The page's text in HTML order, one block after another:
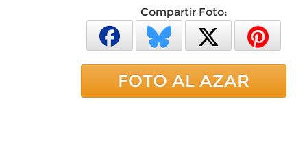
Compartir Foto:
FOTO AL AZAR